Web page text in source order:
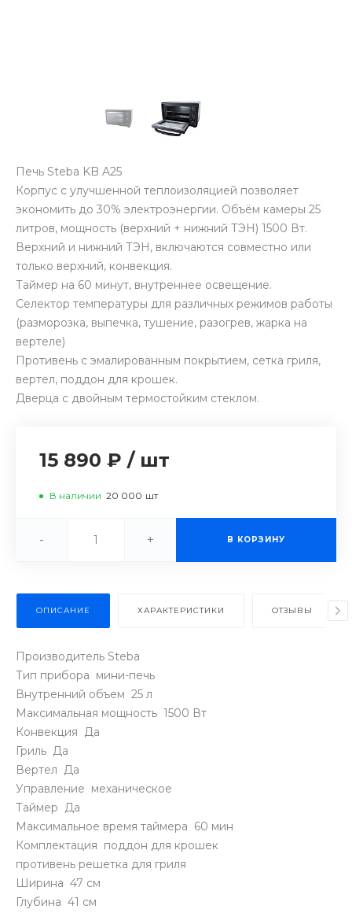
Печь Steba KB A25
Корпус с улучшенной теплоизоляцией позволяет
экономить до 30% электроэнергии. Объём камеры 25
литров, мощность (верхний + нижний ТЭН) 1500 Вт.
Верхний и нижний ТЭН, включаются совместно или
только верхний, конвекция.
Таймер на 60 минут, внутреннее освещение.
Селектор температуры для различных режимов работы
(разморозка, выпечка, тушение, разогрев, жарка на
вертеле)
Противень с эмалированным покрытием, сетка гриля,
вертел, поддон для крошек.
Дверца с двойным термостойким стеклом.
15 890 ₽ / шт
В наличии 20 000 шт
- + В КОРЗИНУ
ОПИСАНИЕ ХАРАКТЕРИСТИКИ ОТЗЫВЫ
Производитель Steba
Тип прибора мини-печь
Внутренний объем 25 л
Максимальная мощность 1500 Вт
Конвекция Да
Гриль Да
Вертел Да
Управление механическое
Таймер Да
Максимальное время таймера 60 мин
Комплектация поддон для крошек
противень решетка для гриля
Ширина 47 см
Глубина 41 см